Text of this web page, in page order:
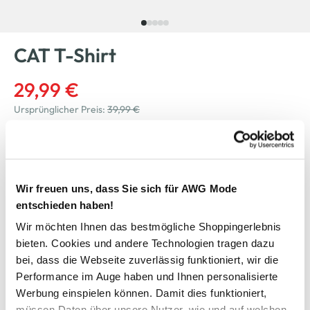
Wir freuen uns, dass Sie sich für AWG Mode
entschieden haben!
Wir möchten Ihnen das bestmögliche Shoppingerlebnis
bieten. Cookies und andere Technologien tragen dazu
bei, dass die Webseite zuverlässig funktioniert, wir die
Performance im Auge haben und Ihnen personalisierte
Werbung einspielen können. Damit dies funktioniert,
CAT T-Shirt
29,99 €
Ursprünglicher Preis: 39,99 €
M L XL XXL
Bitte wählen Sie eine Größe aus